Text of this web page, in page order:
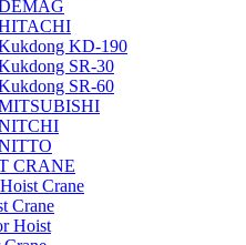
KD-190
SR-30
SR-60
CRANE
Crane
Crane
Hoist